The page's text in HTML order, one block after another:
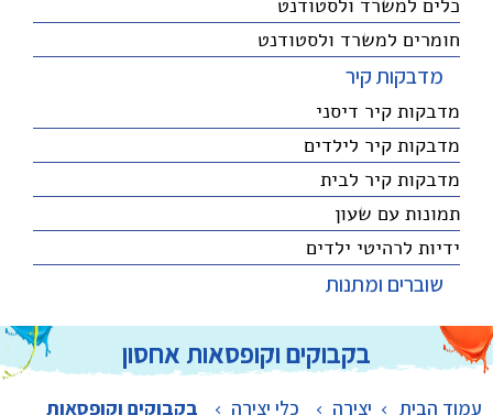
כלים למשרד ולסטודנט
חומרים למשרד ולסטודנט
מדבקות קיר
מדבקות קיר דיסני
מדבקות קיר לילדים
מדבקות קיר לבית
תמונות עם שעון
ידיות לרהיטי ילדים
שוברים ומתנות
בקבוקים וקופסאות אחסון
עמוד הבית יצירה > כלי יצירה >
בקבוקים וקופסאות